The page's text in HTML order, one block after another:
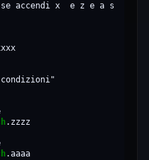
se accendi x e z e a sono